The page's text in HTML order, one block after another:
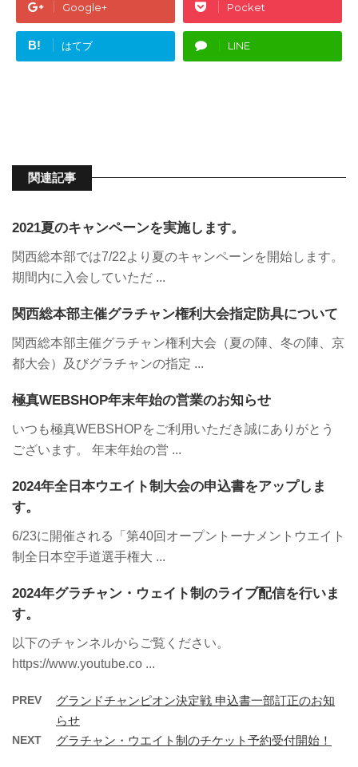
Google+ Pocket
B! はてブ LINE
関連記事
2021夏のキャンペーンを実施します。
関西総本部では7/22より夏のキャンペーンを開始します。
期間内に入会していただ ...
関西総本部主催グラチャン権利大会指定防具について
関西総本部主催グラチャン権利大会（夏の陣、冬の陣、京
都大会）及びグラチャンの指定 ...
極真WEBSHOP年末年始の営業のお知らせ
いつも極真WEBSHOPをご利用いただき誠にありがとう
ございます。 年末年始の営 ...
2024年全日本ウエイト制大会の申込書をアップしま
す。
6/23に開催される「第40回オープントーナメントウエイト
制全日本空手道選手権大 ...
2024年グラチャン・ウェイト制のライブ配信を行いま
す。
以下のチャンネルからご覧ください。
https://www.youtube.co ...
PREV
グランドチャンピオン決定戦 申込書一部訂正のお知
らせ
NEXT グラチャン・ウエイト制のチケット予約受付開始！